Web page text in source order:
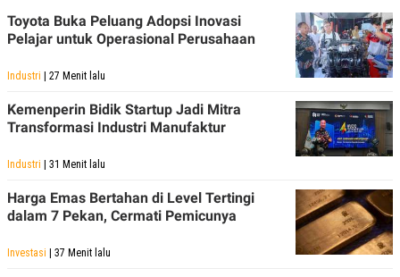
Toyota Buka Peluang Adopsi Inovasi
Pelajar untuk Operasional Perusahaan
Industri | 27 Menit lalu
Kemenperin Bidik Startup Jadi Mitra
Transformasi Industri Manufaktur
Industri | 31 Menit lalu
Harga Emas Bertahan di Level Tertingi
dalam 7 Pekan, Cermati Pemicunya
Investasi | 37 Menit lalu